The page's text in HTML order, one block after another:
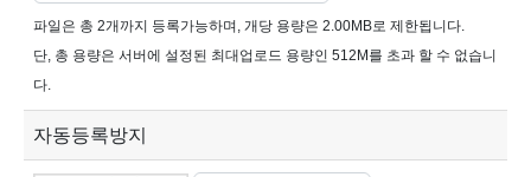
파일은 총 2개까지 등록가능하며, 개당 용량은 2.00MB로 제한됩니다.
단, 총 용량은 서버에 설정된 최대업로드 용량인 512M 를 초과 할 수 없습니
다.
자동등록방지